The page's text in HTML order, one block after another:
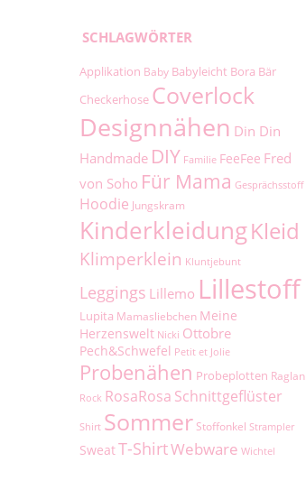
SCHLAGWÖRTER
Applikation Baby Babyleicht Bora Bär
Checkerhose Coverlock
Designnähen Din Din
Handmade DIY Familie FeeFee Fred
von Soho Für Mama Gesprächsstoff
Hoodie Jungskram
KinderkleidungKleid
Klimperklein Kluntjebunt
Leggings Lillemo Lillestoff
Lupita Mamasliebchen Meine
Herzenswelt Nicki Ottobre
Pech&Schwefel Petit et Jolie
Probenähen Probeplotten Raglan
Rock RosaRosa Schnittgeflüster
Shirt Sommer Stoffonkel Strampler
SweatT-ShirtWebware Wichtel